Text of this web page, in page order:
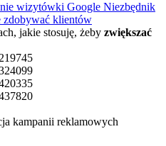
wizytówki Google Niezbędnik
zdobywać klientów
jakie stosuję, żeby zwiększać
kampanii reklamowych